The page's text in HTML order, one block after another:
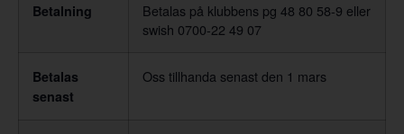
Betalning
Betalas på klubbens pg 48 80 58-9 eller
swish 0700-22 49 07
Betalas
senast
Oss tillhanda senast den 1 mars